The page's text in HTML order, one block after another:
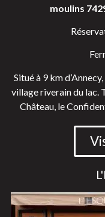
moulins
Situé à 9 km
village riverain du lac.
Château, le